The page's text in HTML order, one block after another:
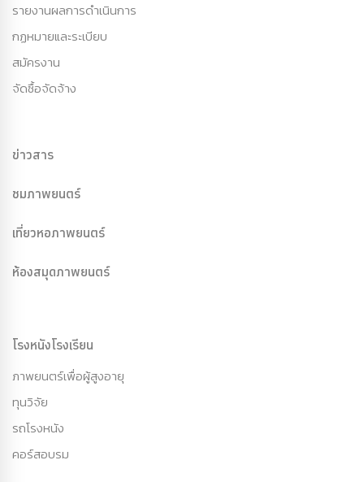
รายงานผลการดำเนินการ
กฏหมายและระเบียบ
สมัครงาน
จัดซื้อจัดจ้าง
ข่าวสาร
ชมภาพยนตร์
เที่ยวหอภาพยนตร์
ห้องสมุดภาพยนตร์
โรงหนังโรงเรียน
ภาพยนตร์เพื่อผู้สูงอายุ
ทุนวิจัย
รถโรงหนัง
คอร์สอบรม